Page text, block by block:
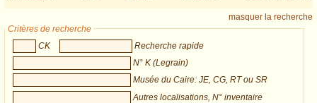
masquer la recherche
Critères de recherche
CK
Recherche rapide
N° K (Legrain)
Musée du Caire: JE, CG, RT ou SR
Autres localisations, N° inventaire